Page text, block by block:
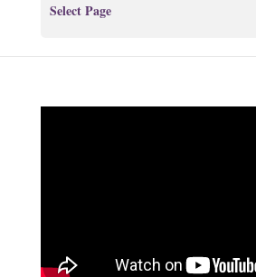
Select Page